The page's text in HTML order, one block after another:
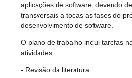
aplicações de software, devendo
transversais a todas as fases do
desenvolvimento de software.
O plano de trabalho inclui tarefas
atividades:
- Revisão da literatura